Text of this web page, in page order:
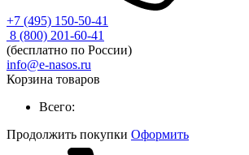
+7 (495) 150-50-41
8 (800) 201-60-41
(бесплатно по России)
info@e-nasos.ru
Корзина товаров
Всего:
Продолжить покупки Оформить